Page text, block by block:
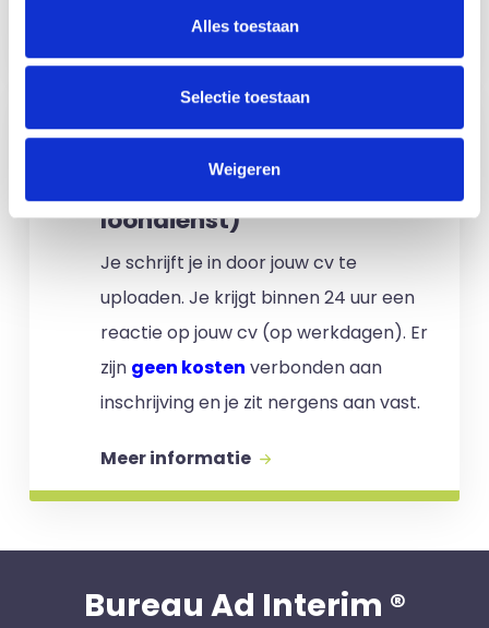
Alles toestaan
Selectie toestaan
Weigeren
Meer informatie
Ik ben een interim,
freelance of ZZP
professional (of ik wil in
loondienst)
Je schrijft je in door jouw cv te
uploaden. Je krijgt binnen 24 uur een
reactie op jouw cv (op werkdagen). Er
zijn geen kosten verbonden aan
inschrijving en je zit nergens aan vast.
Meer informatie
Bureau Ad Interim ®